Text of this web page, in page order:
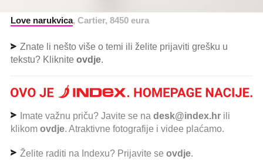
Love narukvica, Cartier, 8450 eura
Znate li nešto više o temi ili želite prijaviti grešku u
tekstu? Kliknite ovdje.
Imate važnu priču? Javite se na desk@index.hr ili
klikom ovdje. Atraktivne fotografije i videe plaćamo.
Želite raditi na Indexu? Prijavite se ovdje.